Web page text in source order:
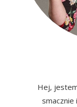
Hej,
smacznie